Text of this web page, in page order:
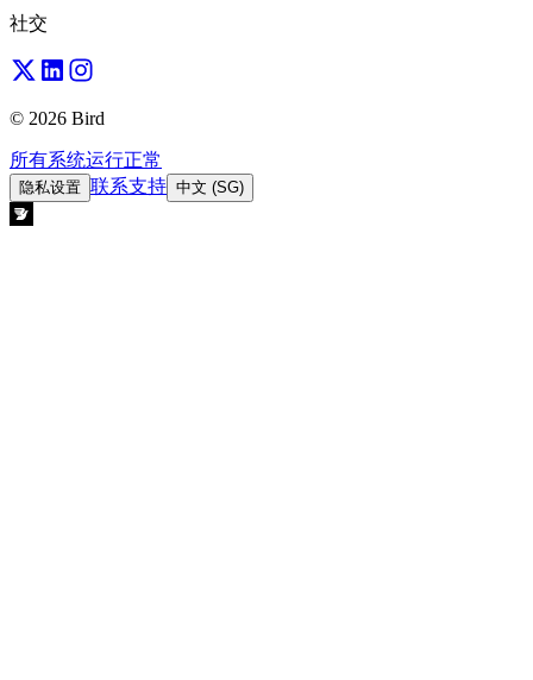
社交
© 2026 Bird
所有系统运行正常
隐私设置 联系支持 中文 (SG)